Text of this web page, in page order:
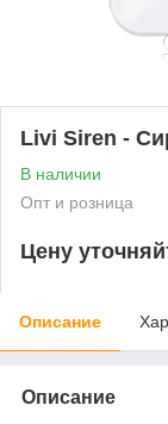
Livi Siren -
В наличии
Опт и розница
Цену
Описание
Описание